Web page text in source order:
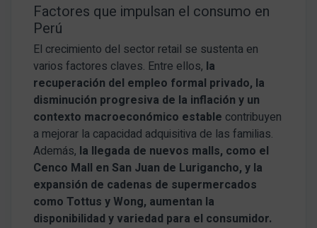
Factores que impulsan el consumo en
Perú
El crecimiento del sector retail se sustenta en
varios factores claves. Entre ellos, la
recuperación del empleo formal privado, la
disminución progresiva de la inflación y un
contexto macroeconómico estable contribuyen
a mejorar la capacidad adquisitiva de las familias.
Además, la llegada de nuevos malls, como el
Cenco Mall en San Juan de Lurigancho, y la
expansión de cadenas de supermercados
como Tottus y Wong, aumentan la
disponibilidad y variedad para el consumidor.